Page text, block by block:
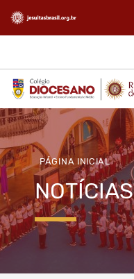
PÁGINA INICIAL
NOTÍCIAS